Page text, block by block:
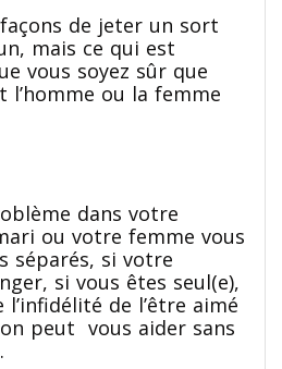
de jeter un sort
mais ce qui est
vous soyez sûr que
l’homme ou la femme
dans votre
ou votre femme vous
séparés, si votre
si vous êtes seul(e),
de l’être aimé
peut vous aider sans